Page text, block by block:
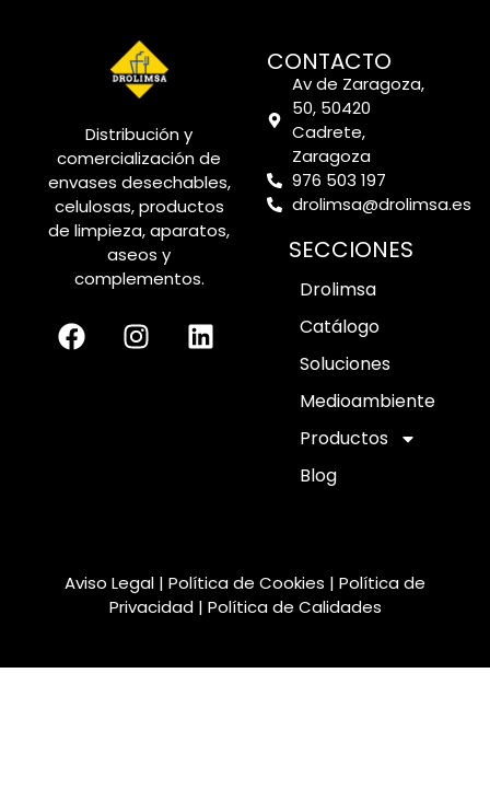
Distribución y
comercialización de
envases desechables,
celulosas, productos
de limpieza, aparatos,
aseos y
complementos.
CONTACTO
Av de Zaragoza,
50, 50420
Cadrete,
Zaragoza
976 503 197
drolimsa@drolimsa.es
SECCIONES
Drolimsa
Catálogo
Soluciones
Medioambiente
Productos
Blog
Aviso Legal | Política de Cookies | Política de
Privacidad| Política de Calidades